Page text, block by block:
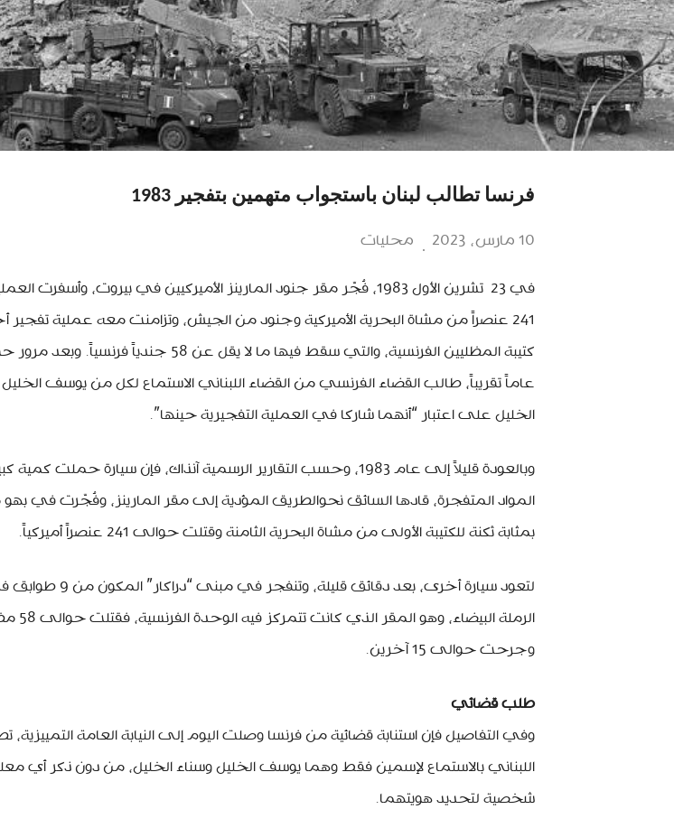
فرنسا تطالب لبنان باستجواب متهمين بتفجير 1983
10 مارس، 2023 محليات
في 23 تشرين الأول 1983، فُجّر مقر جنود المارينز الأميركيين في بيروت،
241 عنصراً من مشاة البحرية الأميركية وجنود من الجيش، وتزامنت معه عملية تفجير
كتيبة المظليين الفرنسية، والتي سقط فيها ما لا يقل عن 58 جندياً
عاماً تقريباً، طالب القضاء الفرنسي من القضاء اللبناني الاستماع لكل من يوسف
الخليل على اعتبار “أنهما شاركا في العملية التفجيرية حينها”.
وبالعودة قليلاً إلى عام 1983، وحسب التقارير الرسمية آنذاك، فإن سيارة حملت
المواد المتفجرة، قادها السائق نحوالطريق المؤدية إلى مقر المارينز، وفُجّرت في
بمثابة ثكنة للكتيبة الأولى من مشاة البحرية الثامنة وقتلت حوالى 241 عنصراً أميركياً.
لتعود سيارة أخرى، بعد دقائق قليلة،
الرملة
وجرحت حوالى 15 آخرين.
طلب قضائي
وفي التفاصيل فإن استنابة قضائية من فرنسا وصلت اليوم إلى النيابة العامة التمييزية،
اللبناني بالاستماع لإسمين فقط وهما يوسف الخليل وسناء الخليل، من دون ذكر أي
شخصية لتحديد هويتهما.